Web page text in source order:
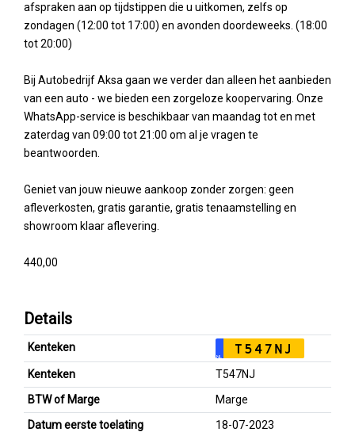
afspraken aan op tijdstippen die u uitkomen, zelfs op
zondagen (12:00 tot 17:00) en avonden doordeweeks. (18:00
tot 20:00)
Bij Autobedrijf Aksa gaan we verder dan alleen het aanbieden
van een auto - we bieden een zorgeloze koopervaring. Onze
WhatsApp-service is beschikbaar van maandag tot en met
zaterdag van 09:00 tot 21:00 om al je vragen te
beantwoorden.
Geniet van jouw nieuwe aankoop zonder zorgen: geen
afleverkosten, gratis garantie, gratis tenaamstelling en
showroom klaar aflevering.
440,00
Details
Kenteken
NL T547NJ
Kenteken
T547NJ
BTW of Marge
Marge
Datum eerste toelating
18-07-2023